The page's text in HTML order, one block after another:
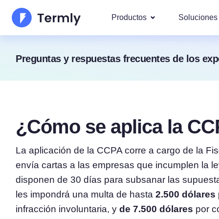
Productos
Generador de Política
Generador de EULA
Generador de Descargo
Responsabilidad
Generador de Política
Soluciones
Los
Por
Quiénes Somos
Actualizaciones y Prensa
Hoja de ruta de
Novedades Termly
Preguntas y respuestas frecuentes de los
¿Cómo se aplica la
La aplicación de la CCPA corre a cargo de la
envía cartas a las empresas que incumplen la
disponen de 30 días para subsanar las
les impondrá una multa de hasta 2.500 dólares
infracción involuntaria, y de 7.500 dólares por